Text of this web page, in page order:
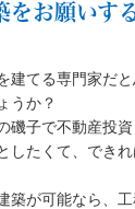
をお願いす
建てる専門家だ
うか？
磯子で不動産投
したくて、でき
築が可能なら、